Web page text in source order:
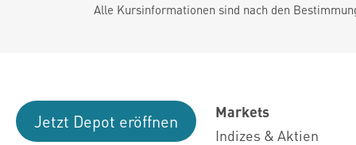
Alle Kursinformationen sind nach den
Jetzt Depot eröffnen
Markets
Indizes & Aktien